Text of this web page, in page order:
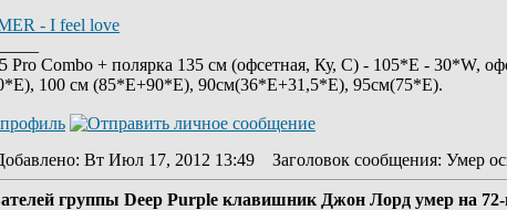
- I feel love
Pro Combo + полярка 135 см (офсетная, Ку, С) - 105*Е -
100 см (85*Е+90*Е), 90см(36*Е+31,5*E), 95см(75*Е).
: Вт Июл 17, 2012 13:49 Заголовок сообщения: Умер
группы Deep Purple клавишник Джон Лорд умер на